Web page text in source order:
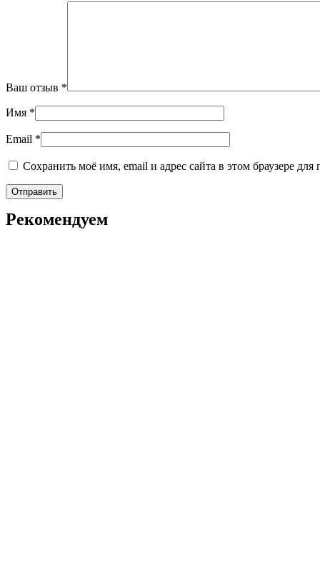
Ваш отзыв *
Имя *
Email *
Сохранить моё имя, email и адрес сайта в этом браузере
Рекомендуем